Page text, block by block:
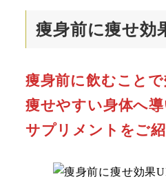
痩身前に痩せ
痩身前に飲むことで
痩せやすい身体へ
サプリメントをご